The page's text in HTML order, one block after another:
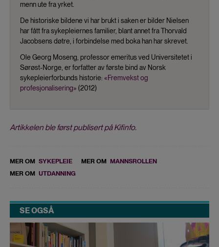
menn ute fra yrket.
De historiske bildene vi har brukt i saken er bilder Nielsen
har fått fra sykepleiernes familier, blant annet fra Thorvald
Jacobsens døtre, i forbindelse med boka han har skrevet.
Ole Georg Moseng, professor emeritus ved Universitetet i
Sørøst-Norge, er forfatter av første bind av Norsk
sykepleierforbunds historie: «Fremvekst og
profesjonalisering» (2012)
Artikkelen ble først publisert på Kifinfo.
MER OM SYKEPLEIE MER OM MANNSROLLEN
MER OM UTDANNING
SE OGSÅ